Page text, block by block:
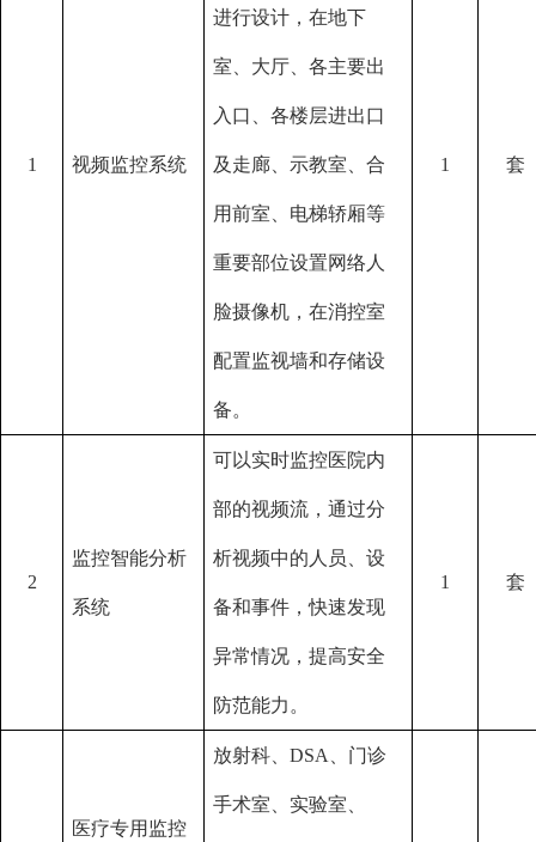
1 视频监控系统
进行设计，在地下
室、大厅、各主要出
入口、各楼层进出口
及走廊、示教室、合
用前室、电梯轿厢等
重要部位设置网络人
脸摄像机，在消控室
配置监视墙和存储设
备。
1 套
2
监控智能分析
系统
可以实时监控医院内
部的视频流，通过分
析视频中的人员、设
备和事件，快速发现
异常情况，提高安全
防范能力。
1 套
医疗专用监控
放射科、 DSA、门诊
手术室、实验室、